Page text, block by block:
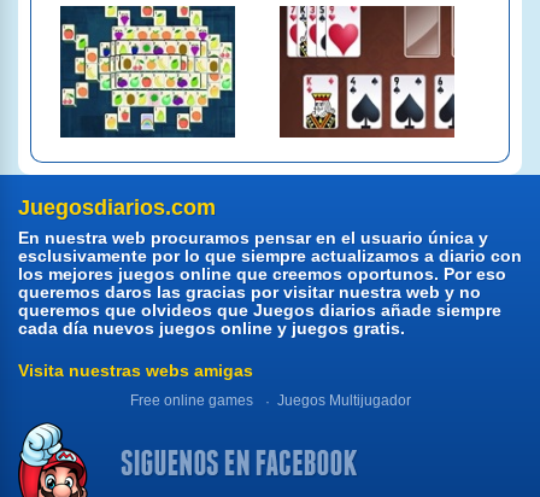
Juegosdiarios.com
En nuestra web procuramos pensar en el usuario única y
esclusivamente por lo que siempre actualizamos a diario con
los mejores juegos online que creemos oportunos. Por eso
queremos daros las gracias por visitar nuestra web y no
queremos que olvideos que Juegos diarios añade siempre
cada día nuevos juegos online y juegos gratis.
Visita nuestras webs amigas
Free online games Juegos Multijugador